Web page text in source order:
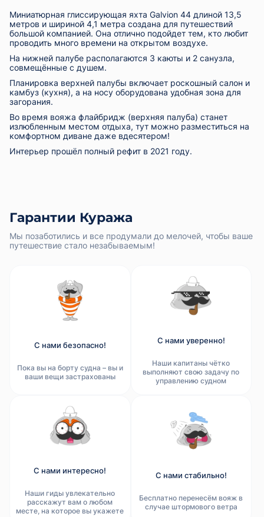
Миниатюрная глиссирующая яхта Galvion 44 длиной 13,5
метров и шириной 4,1 метра создана для путешествий
большой компанией. Она отлично подойдет тем, кто любит
проводить много времени на открытом воздухе.
На нижней палубе располагаются 3 каюты и 2 санузла,
совмещённые с душем.
Планировка верхней палубы включает роскошный салон и
камбуз (кухня), а на носу оборудована удобная зона для
загорания.
Во время вояжа флайбридж (верхняя палуба) станет
излюбленным местом отдыха, тут можно разместиться на
комфортном диване даже вдесятером!
Интерьер прошёл полный рефит в 2021 году.
Гарантии Куража
Мы позаботились и все продумали до мелочей, чтобы ваше
путешествие стало незабываемым!
С нами безопасно!
Пока вы на борту судна – вы и
ваши вещи застрахованы
С нами уверенно!
Наши капитаны чётко
выполняют свою задачу по
управлению судном
С нами интересно!
Наши гиды увлекательно
расскажут вам о любом
месте, на которое вы укажете
С нами стабильно!
Бесплатно перенесём вояж в
случае штормового ветра